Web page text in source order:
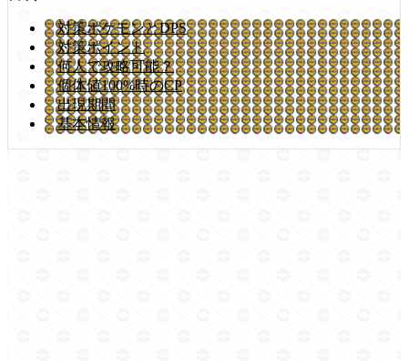
対策ポケモンとDPS
対策ポイント
何人で攻略可能？
個体値100%時のCP
出現期間
基本情報